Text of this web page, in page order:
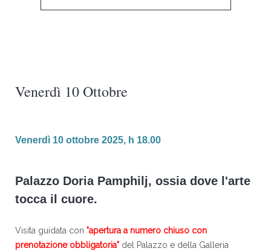
Venerdì 10 Ottobre
Venerdì 10 ottobre 2025, h 18.00
Palazzo Doria Pamphilj, ossia dove l'arte
tocca il cuore.
Visita guidata con "apertura a numero chiuso con
prenotazione obbligatoria" del Palazzo e della Galleria